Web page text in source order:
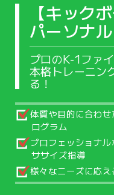
【キック
パーソナ
プロのK-1ファ
本格トレーニン
る！
体質や目的に合わ
ログラム
プロフェッショナ
ササイズ指導
様々なニーズに応